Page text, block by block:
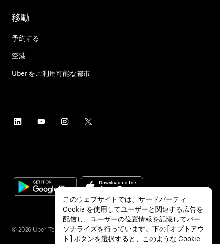
移動
予約する
空港
Uber をご利用可能な都市
© 2026 Uber Technologies Inc.
このウェブサイトでは、サードパーティ
Cookie を使用してユーザーと関連する広告を
配信し、ユーザーの位置情報を記憶してパー
ソナライズを行っています。下の [オプトアウ
ト] ボタンを選択すると、このような Cookie